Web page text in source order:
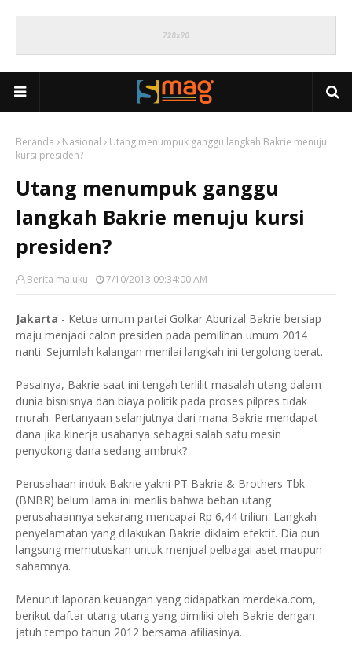
Beranda Nasional
Utang menumpuk ganggu langkah Bakrie menuju
kursi presiden?
Utang menumpuk ganggu
langkah Bakrie menuju kursi
presiden?
Berita maluku 7/10/2013 09:34:00 AM
Jakarta - Ketua umum partai Golkar Aburizal Bakrie bersiap
maju menjadi calon presiden pada pemilihan umum 2014
nanti. Sejumlah kalangan menilai langkah ini tergolong berat.
Pasalnya, Bakrie saat ini tengah terlilit masalah utang dalam
dunia bisnisnya dan biaya politik pada proses pilpres tidak
murah. Pertanyaan selanjutnya dari mana Bakrie mendapat
dana jika kinerja usahanya sebagai salah satu mesin
penyokong dana sedang ambruk?
Perusahaan induk Bakrie yakni PT Bakrie & Brothers Tbk
(BNBR) belum lama ini merilis bahwa beban utang
perusahaannya sekarang mencapai Rp 6,44 triliun. Langkah
penyelamatan yang dilakukan Bakrie diklaim efektif. Dia pun
langsung memutuskan untuk menjual pelbagai aset maupun
sahamnya.
Menurut laporan keuangan yang didapatkan merdeka.com,
berikut daftar utang-utang yang dimiliki oleh Bakrie dengan
jatuh tempo tahun 2012 bersama afiliasinya.